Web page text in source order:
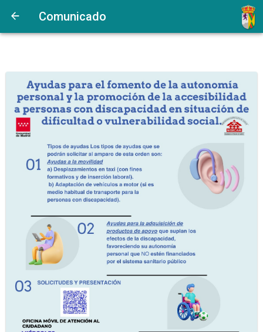
Comunicado